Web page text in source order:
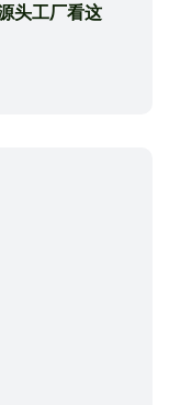
头工厂看这